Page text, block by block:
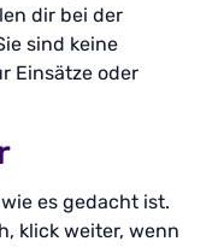
dir bei der
sind keine
Einsätze oder
es gedacht ist.
klick weiter, wenn